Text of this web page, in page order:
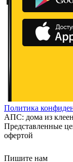
Политика
АПС: дома из
Представленные
офертой
Пишите нам